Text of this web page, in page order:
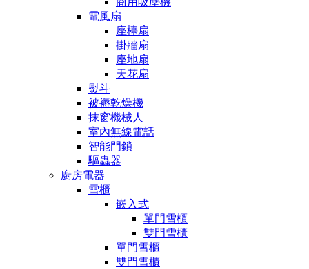
電風扇
座檯扇
掛牆扇
座地扇
天花扇
熨斗
被褥乾燥機
抹窗機械人
室內無線電話
智能門鎖
驅蟲器
廚房電器
雪櫃
嵌入式
單門雪櫃
雙門雪櫃
單門雪櫃
雙門雪櫃